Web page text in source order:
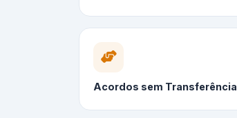
Acordos sem Transferência